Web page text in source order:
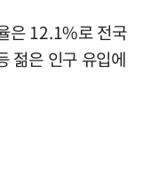
은 12.1%로 전국
젊은 인구 유입에